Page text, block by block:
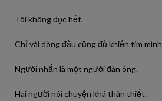
Tôi không đọc hết.
Chỉ vài dòng đầu cũng đủ khiến tim
Người nhắn là một người đàn ông.
Hai người nói chuyện khá thân thiết.